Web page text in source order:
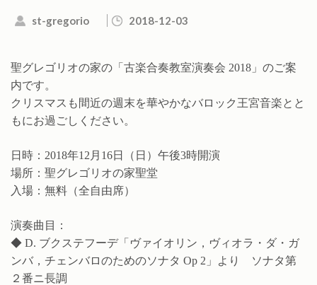
(Enter
す)
st-gregorio 2018-12-03
聖グレゴリオの家の「古楽合奏教室演奏会 2018」のご案
内です。
クリスマスも間近の週末を華やかなバロック王宮音楽とと
もにお過ごしください。
日時：2018年12月16日（日）午後3時開演
場所：聖グレゴリオの家聖堂
入場：無料（全自由席）
演奏曲目：
◆ D. ブクステフーデ「ヴァイオリン，ヴィオラ・ダ・ガ
ンバ，チェンバロのためのソナタ Op 2」より ソナタ第
２番ニ長調